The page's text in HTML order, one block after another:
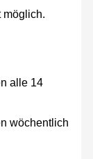
möglich.
alle 14
wöchentlich